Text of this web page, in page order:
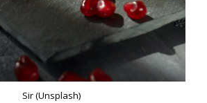
Sir (Unsplash)